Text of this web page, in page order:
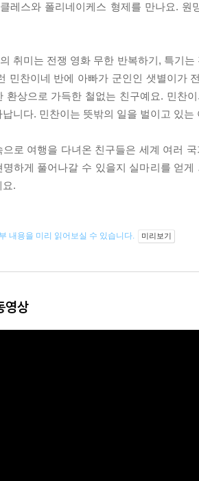
레스와 폴리네이케스 형제를 만나요.
취미는 전쟁 영화 무한 반복하기, 특기
민찬이네 반에 아빠가 군인인 샛별이가
환상으로 가득한 철없는 친구예요. 민찬
납니다. 민찬이는 뜻밖의 일을 벌이고 있
으로 여행을 다녀온 친구들은 세계 여러
명하게 풀어나갈 수 있을지 실마리를 얻
요.
내용을 미리 읽어보실 수 있습니다. 미리보기
영상